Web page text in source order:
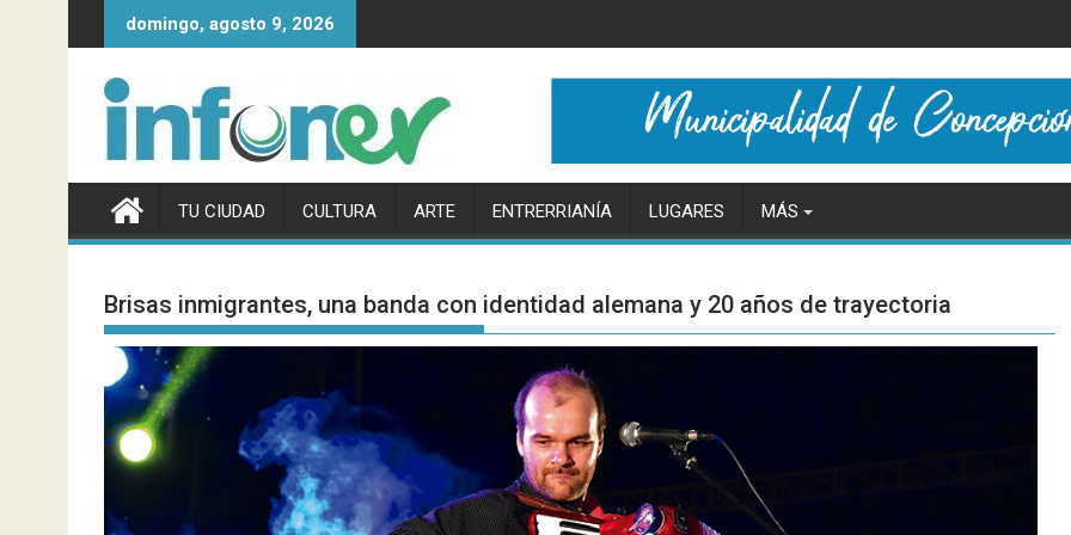
al
domingo, agosto 9, 2026
TU CIUDAD CULTURA ARTE ENTRERRIANÍA LUGARES MÁS
Brisas inmigrantes, una banda con identidad alemana y 20 años de trayectoria